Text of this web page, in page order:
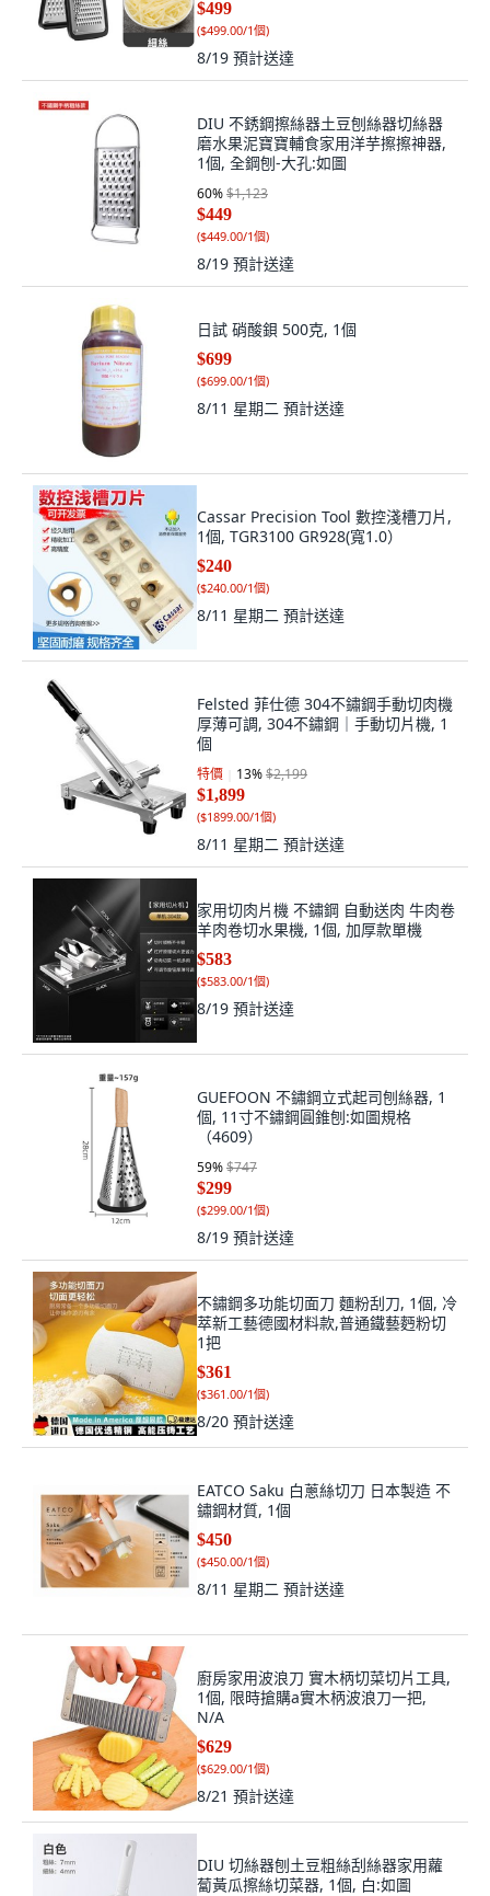
$499
($499.00/1個)
8/19 預計送達
DIU 不銹鋼擦絲器土豆刨絲器切絲器
磨水果泥寶寶輔食家用洋芋擦擦神器,
1個, 全鋼刨-大孔:如圖
60%$1,123
$449
($449.00/1個)
8/19 預計送達
日試 硝酸鋇 500克, 1個
$699
($699.00/1個)
8/11 星期二 預計送達
Cassar Precision Tool 數控淺槽刀片,
1個, TGR3100 GR928(寬1.0）
$240
($240.00/1個)
8/11 星期二 預計送達
Felsted 菲仕德 304不鏽鋼手動切肉機
厚薄可調, 304不鏽鋼｜手動切片機, 1
個
特價 13%$2,199
$1,899
($1899.00/1個)
8/11 星期二 預計送達
家用切肉片機 不鏽鋼 自動送肉 牛肉卷
羊肉卷切水果機, 1個, 加厚款單機
$583
($583.00/1個)
8/19 預計送達
GUEFOON 不鏽鋼立式起司刨絲器, 1
個, 11寸不鏽鋼圓錐刨:如圖規格
（4609）
59%$747
$299
($299.00/1個)
8/19 預計送達
不鏽鋼多功能切面刀 麵粉刮刀, 1個, 冷
萃新工藝德國材料款,普通鐵藝麪粉切
1把
$361
($361.00/1個)
8/20 預計送達
EATCO Saku 白蔥絲切刀 日本製造 不
鏽鋼材質, 1個
$450
($450.00/1個)
8/11 星期二 預計送達
廚房家用波浪刀 實木柄切菜切片工具,
1個, 限時搶購a實木柄波浪刀一把,
N/A
$629
($629.00/1個)
8/21 預計送達
DIU 切絲器刨土豆粗絲刮絲器家用蘿
蔔黃瓜擦絲切菜器, 1個, 白:如圖